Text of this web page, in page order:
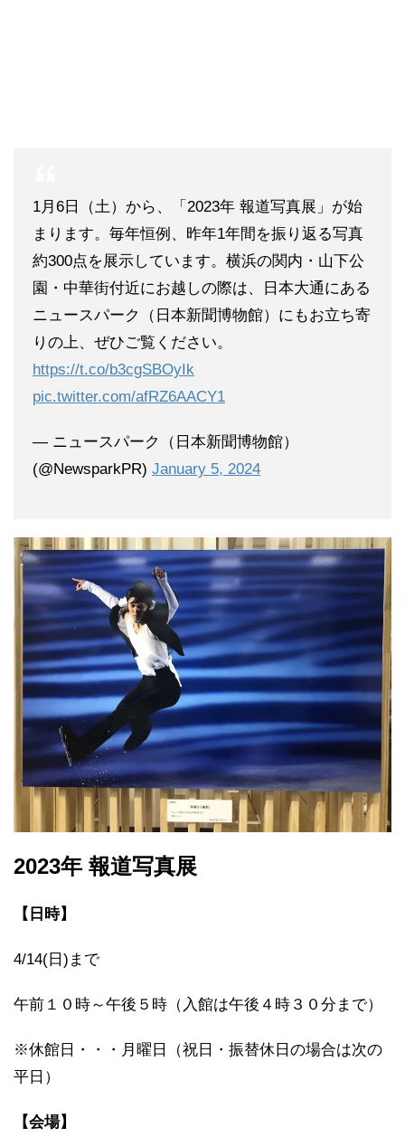
1月6日（土）から、「2023年 報道写真展」が始
まります。毎年恒例、昨年1年間を振り返る写真
約300点を展示しています。横浜の関内・山下公
園・中華街付近にお越しの際は、日本大通にある
ニュースパーク（日本新聞博物館）にもお立ち寄
りの上、ぜひご覧ください。
https://t.co/b3cgSBOyIk
pic.twitter.com/afRZ6AACY1
— ニュースパーク（日本新聞博物館）
(@NewsparkPR) January 5, 2024
2023年 報道写真展
【日時】
4/14(日)まで
午前１０時～午後５時（入館は午後４時３０分まで）
※休館日・・・月曜日（祝日・振替休日の場合は次の
平日）
【会場】